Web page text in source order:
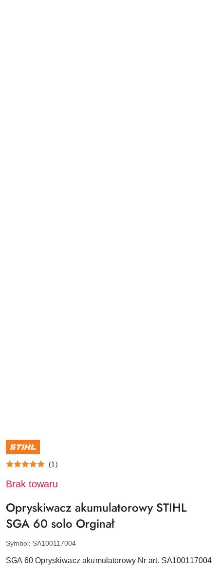
NAZWA
PRODUCENTA:
STIHL
(1)
Brak towaru
Opryskiwacz akumulatorowy STIHL
SGA 60 solo Orginał
Symbol: SA100117004
SGA 60 Opryskiwacz akumulatorowy Nr art. SA100117004